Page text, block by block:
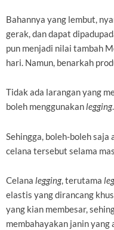
Bahannya yang lembut,
gerak, dan dapat
pun menjadi nilai tambah
hari. Namun, benarkah
Tidak ada larangan yang
boleh menggunakanlegging.
Sehingga, boleh-boleh
celana tersebut selama
Celana legging, terutama
elastis yang dirancang
yang kian membesar,
membahayakan janin